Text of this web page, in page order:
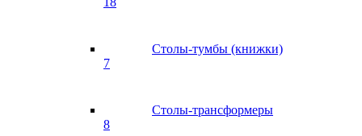
Столы-тумбы (книжки)
7
Столы-трансформеры
8